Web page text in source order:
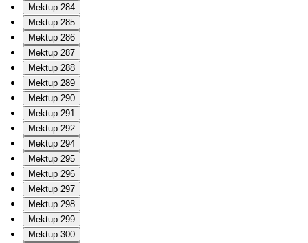
Mektup 284
Mektup 285
Mektup 286
Mektup 287
Mektup 288
Mektup 289
Mektup 290
Mektup 291
Mektup 292
Mektup 294
Mektup 295
Mektup 296
Mektup 297
Mektup 298
Mektup 299
Mektup 300